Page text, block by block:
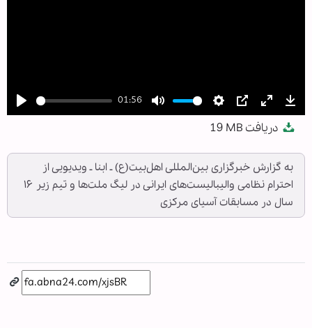
Play
01:56
Mute Settings
PIP Enter
دریافت 19 MB
به گزارش خبرگزاری بین‌المللی اهل‌بیت(ع) ـ ابنا ـ ویدیویی از
احترام نظامی والیبالیست‌های ایرانی در لیگ ملت‌ها و تیم زیر ۱۶
سال در مسابقات آسیای مرکزی